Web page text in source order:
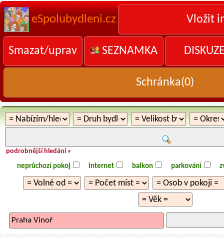
eSpolubydleni.cz Vložit
Smazat/uprav SEZNAMKA
Schránka(0)
podrobnější hledání »
neprůchozí pokoj internet balkon parkování